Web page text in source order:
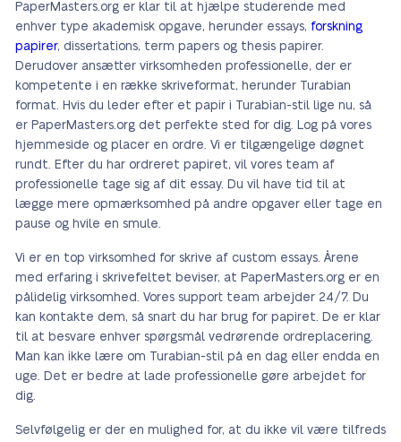
PaperMasters.org er klar til at hjælpe studerende med
enhver type akademisk opgave, herunder essays, forskning
papirer, dissertations, term papers og thesis papirer.
Derudover ansætter virksomheden professionelle, der er
kompetente i en række skriveformat, herunder Turabian
format. Hvis du leder efter et papir i Turabian-stil lige nu, så
er PaperMasters.org det perfekte sted for dig. Log på vores
hjemmeside og placer en ordre. Vi er tilgængelige døgnet
rundt. Efter du har ordreret papiret, vil vores team af
professionelle tage sig af dit essay. Du vil have tid til at
lægge mere opmærksomhed på andre opgaver eller tage en
pause og hvile en smule.
Vi er en top virksomhed for skrive af custom essays. Årene
med erfaring i skrivefeltet beviser, at PaperMasters.org er en
pålidelig virksomhed. Vores support team arbejder 24/7. Du
kan kontakte dem, så snart du har brug for papiret. De er klar
til at besvare enhver spørgsmål vedrørende ordreplacering.
Man kan ikke lære om Turabian-stil på en dag eller endda en
uge. Det er bedre at lade professionelle gøre arbejdet for
dig.
Selvfølgelig er der en mulighed for, at du ikke vil være tilfreds